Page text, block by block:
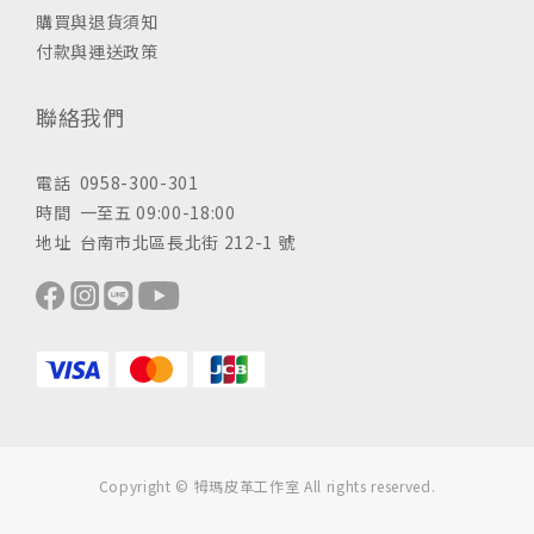
購買與退貨須知
付款與運送政策
聯絡我們
電話 0958-300-301
時間 一至五 09:00-18:00
地址 台南市北區長北街 212-1 號
Copyright © 牳瑪皮革工作室 All rights reserved.